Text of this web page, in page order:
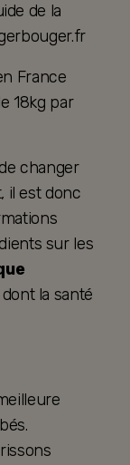
de la
France
18kg par
changer
il est donc
sur les
la santé